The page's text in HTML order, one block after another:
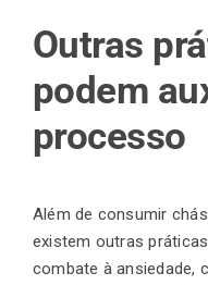
Outras
podem
processo
Além de consumir
existem outras
combate à ansiedade,